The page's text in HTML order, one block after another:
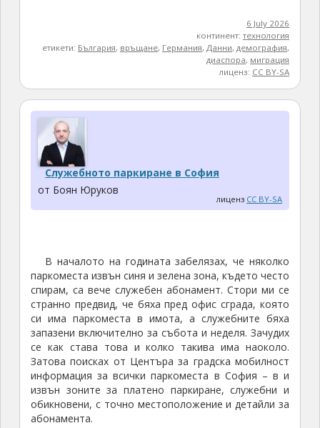
6 July 2026
континент:технология
етикети: България, връщане, Германия, Данни, демография,
диаспора, миграция
лиценз: CC BY-SA
Служебното паркиране в София
от Боян Юруков
лиценз CC BY-SA
В началото на годината забелязах, че няколко
паркоместа извън синя и зелена зона, където често
спирам, са вече служебен абонамент. Стори ми се
странно предвид, че бяха пред офис сграда, която
си има паркоместа в имота, а служебните бяха
запазени включително за събота и неделя. Зачудих
се как става това и колко такива има наоколо.
Затова поисках от Центъра за градска мобилност
информация за всички паркоместа в София – в и
извън зоните за платено паркиране, служебни и
обикновени, с точно местоположение и детайли за
абонамента.